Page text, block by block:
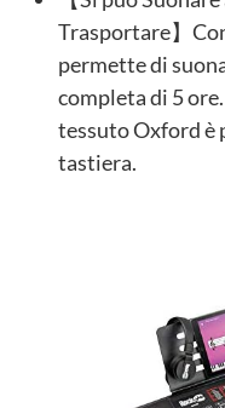
Trasportare】
permette di
completa di 5
tessuto Oxford è
tastiera.